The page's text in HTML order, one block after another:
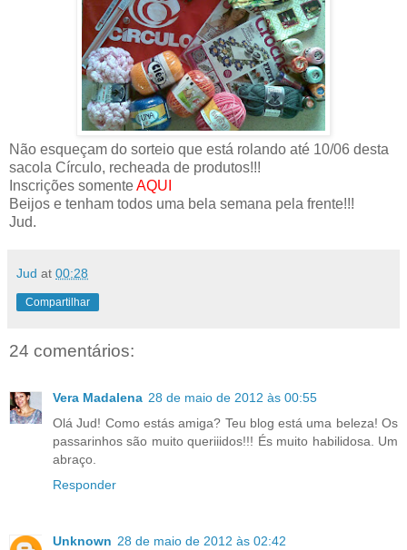
Não esqueçam do sorteio que está rolando até 10/06 desta
sacola Círculo, recheada de produtos!!!
Inscrições somenteAQUI
Beijos e tenham todos uma bela semana pela frente!!!
Jud.
Jud at 00:28
Compartilhar
24 comentários:
Vera Madalena 28 de maio de 2012 às 00:55
Olá Jud! Como estás amiga? Teu blog está uma beleza! Os
passarinhos são muito queriiidos!!! És muito habilidosa. Um
abraço.
Responder
Unknown 28 de maio de 2012 às 02:42